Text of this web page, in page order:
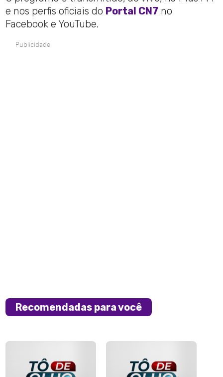
e nos perfis oficiais do Portal CN7 no
Facebook e YouTube.
Publicidade
Recomendadas para você